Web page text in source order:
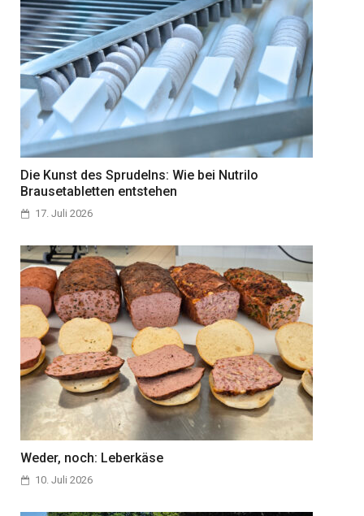
Die Kunst des Sprudelns: Wie bei Nutrilo
Brausetabletten entstehen
17. Juli 2026
Weder, noch: Leberkäse
10. Juli 2026